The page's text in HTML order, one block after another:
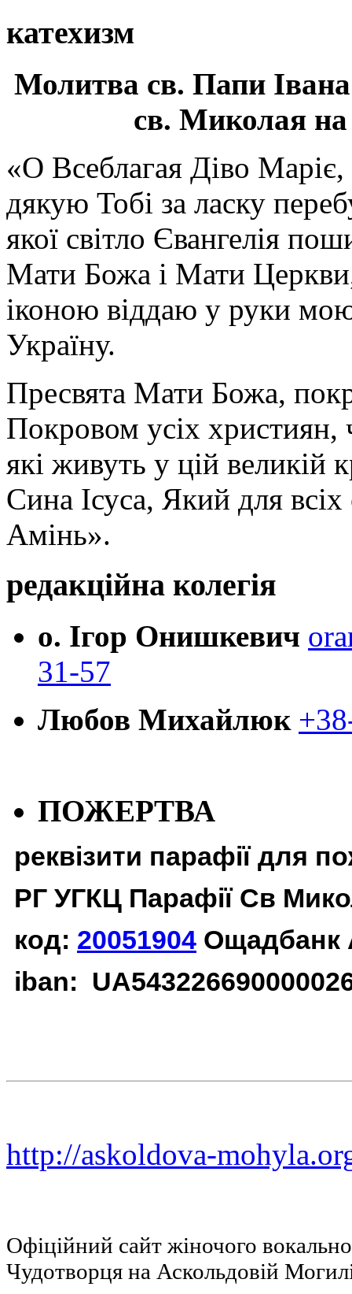
катехизм
Молитва св. Папи
св. Миколая на
«О Всеблагая Діво
дякую Тобі за ласку
якої світло Євангелія
Мати Божа і Мати
іконою віддаю у руки
Україну.
Пресвята Мати Божа,
Покровом усіх християн,
які живуть у цій великій
Сина Ісуса, Який для
Амінь».
редакційна колегія
о. Ігор Онишкевич
31-57
Любов Михайлюк
ПОЖЕРТВА
реквізити парафії для
РГ УГКЦ Парафії Св
код: 20051904 Ощадбанк
iban:
http://askoldova-
Офіційний сайт жіночого
Чудотворця на Аскольдовій